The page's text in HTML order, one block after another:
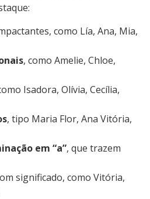
como Lía, Ana, Mia,
, como Amelie, Chloe,
Isadora, Olívia, Cecília,
, tipo Maria Flor, Ana Vitória,
em “a”, que trazem
significado, como Vitória,